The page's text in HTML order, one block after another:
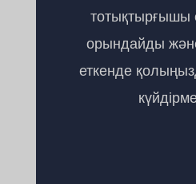
тотықтырғышы
орындайды
еткенде